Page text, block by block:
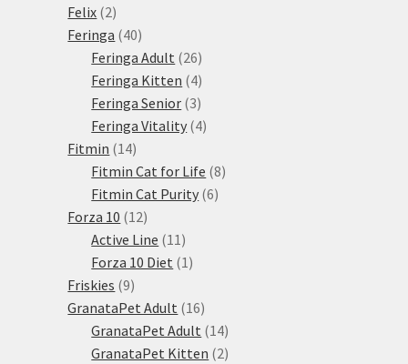
Felix 22
produkty
Feringa 4040
produktů
Feringa Adult 2626
produktů
Feringa Kitten 44
produkty
Feringa Senior 33
produkty
Feringa Vitality 44
Fitmin 1414
produktů
Fitmin Cat for Life 88
Fitmin Cat Purity 66
Forza 10 1212
produktů
Active Line 11 11
produktů
Forza 10 Diet 1 1
Friskies 99
produktů
GranataPet Adult 1616
produktů
GranataPet Adult 1414
produktů
GranataPet Kitten 22